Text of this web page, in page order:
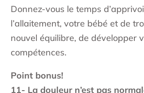
Donnez-vous le temps
l’allaitement, votre bébé et de
nouvel équilibre, de développer
compétences.
Point bonus!
11- La douleur n’est pas